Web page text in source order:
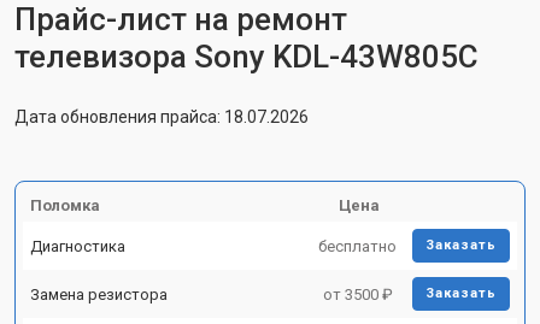
Прайс-лист на ремонт
телевизора Sony KDL-43W805C
Дата обновления прайса: 18.07.2026
Поломка Цена
Диагностика бесплатно Заказать
Замена резистора от 3500 ₽ Заказать